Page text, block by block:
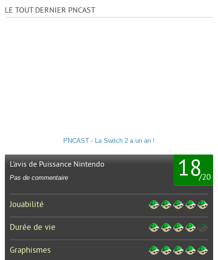
LE TOUT DERNIER PNCAST
PNCAST - La Switch 2 a un an !
18
/20
L'avis de Puissance Nintendo
Pas de commentaire
Jouabilité
Durée de vie
Graphismes